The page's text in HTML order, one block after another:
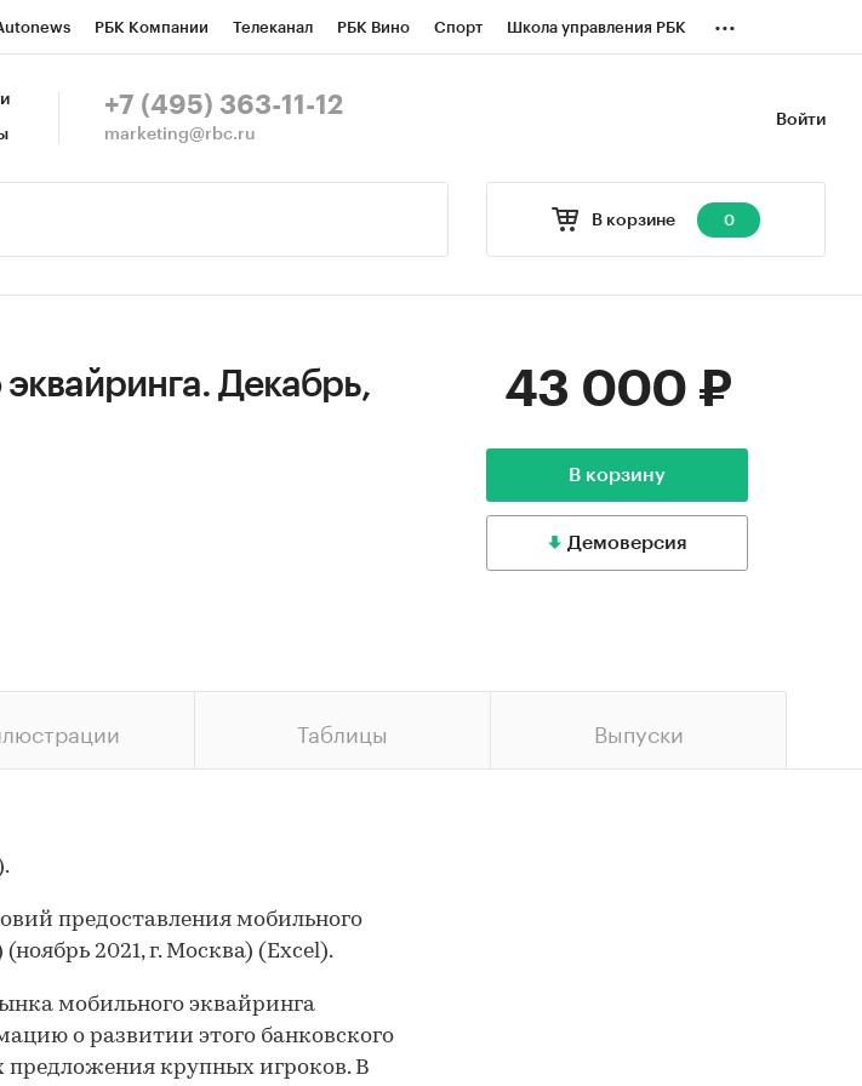
РБК Компании Телеканал РБК Вино Спорт Школа управления РБК
СПб Спецпроекты
...
Войти
+7 (495) 363-11-12
marketing@rbc.ru
В корзине 0
Декабрь,
43 000 ₽
В корзину
Демоверсия
Таблицы Выпуски
предоставления мобильного
2021, г. Москва) (Excel).
мобильного эквайринга
о развитии этого банковского
предложения крупных игроков. В